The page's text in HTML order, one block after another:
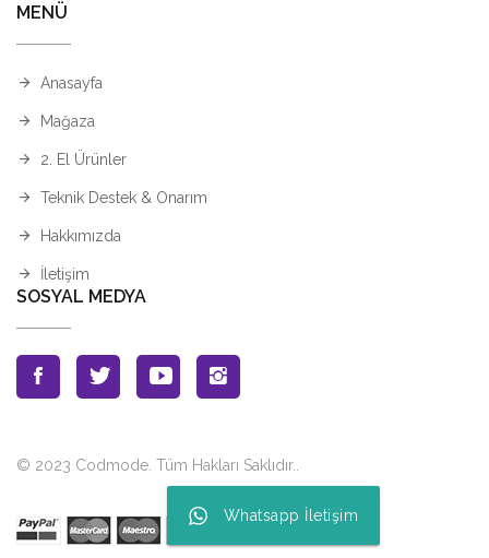
MENÜ
Anasayfa
Mağaza
2. El Ürünler
Teknik Destek & Onarım
Hakkımızda
İletişim
SOSYAL MEDYA
© 2023 Codmode. Tüm Hakları Saklıdır.
Whatsapp İletişim